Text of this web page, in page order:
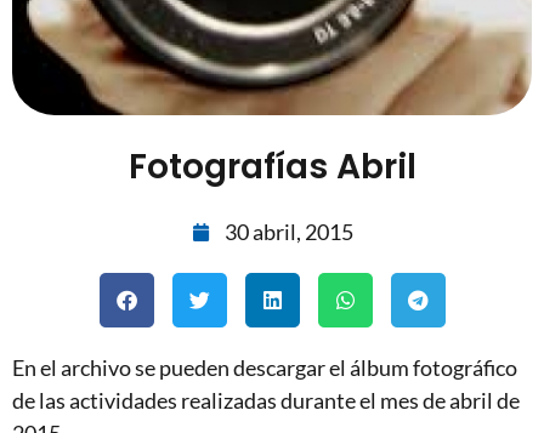
Fotografías Abril
30 abril, 2015
En el archivo se pueden descargar el álbum fotográfico
de las actividades realizadas durante el mes de abril de